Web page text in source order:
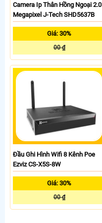
Camera Ip Thân Hồng Ngoại 2.0
Megapixel J-Tech SHD5637B
Giá: 30%
00 ₫
Đầu Ghi Hình Wifi 8 Kênh Poe
Ezviz CS-X5S-8W
Giá: 30%
00 ₫